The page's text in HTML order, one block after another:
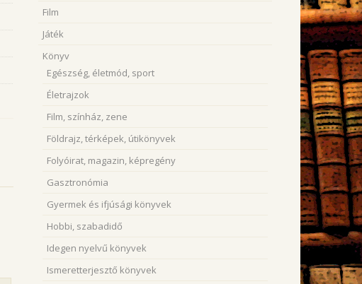
Film
Játék
Könyv
Egészség, életmód, sport
Életrajzok
Film, színház, zene
Földrajz, térképek, útikönyvek
Folyóirat, magazin, képregény
Gasztronómia
Gyermek és ifjúsági könyvek
Hobbi, szabadidő
Idegen nyelvű könyvek
Ismeretterjesztő könyvek